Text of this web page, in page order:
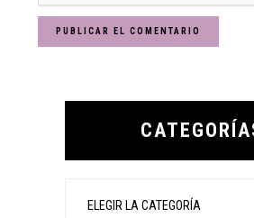
Primary